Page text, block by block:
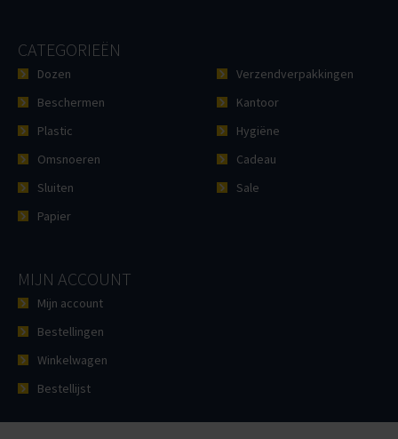
CATEGORIEËN
Dozen
Beschermen
Plastic
Omsnoeren
Sluiten
Papier
Verzendverpakkingen
Kantoor
Hygiëne
Cadeau
Sale
MIJN ACCOUNT
Mijn account
Bestellingen
Winkelwagen
Bestellijst